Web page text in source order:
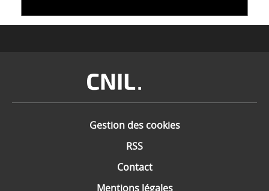
Image
Gestion des cookies
RSS
Contact
Mentions légales